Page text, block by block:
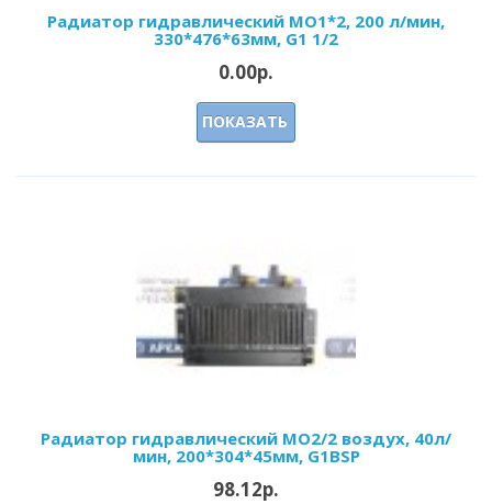
Радиатор гидравлический МО1*2, 200 л/мин,
330*476*63мм, G1 1/2
0.00р.
ПОКАЗАТЬ
Радиатор гидравлический МО2/2 воздух, 40л/
мин, 200*304*45мм, G1BSP
98.12р.